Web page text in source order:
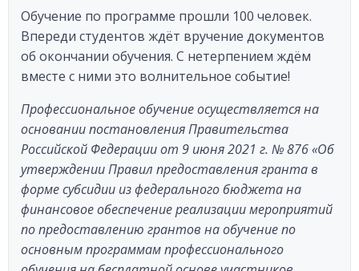
Обучение по программе прошли 100 человек.
Впереди студентов ждёт вручение документов
об окончании обучения. С нетерпением ждём
вместе с ними это волнительное событие!
Профессиональное обучение осуществляется на
основании постановления Правительства
Российской Федерации от 9 июня 2021 г. № 876 «Об
утверждении Правил предоставления гранта в
форме субсидии из федерального бюджета на
финансовое обеспечение реализации мероприятий
по предоставлению грантов на обучение по
основным программам профессионального